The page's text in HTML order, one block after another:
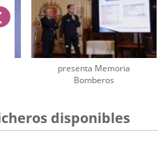
presenta Memoria
Bomberos
anterior
disponibles